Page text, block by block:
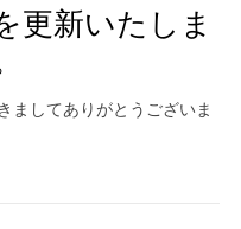
更新いたしま
ましてありがとうございま